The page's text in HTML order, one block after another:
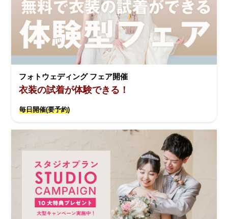
フォトウェディング フェア開催
衣装の試着が体験できる！
毎日開催(要予約)